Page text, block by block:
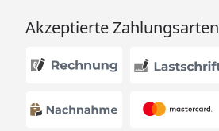
Akzeptierte Zahlungsarten